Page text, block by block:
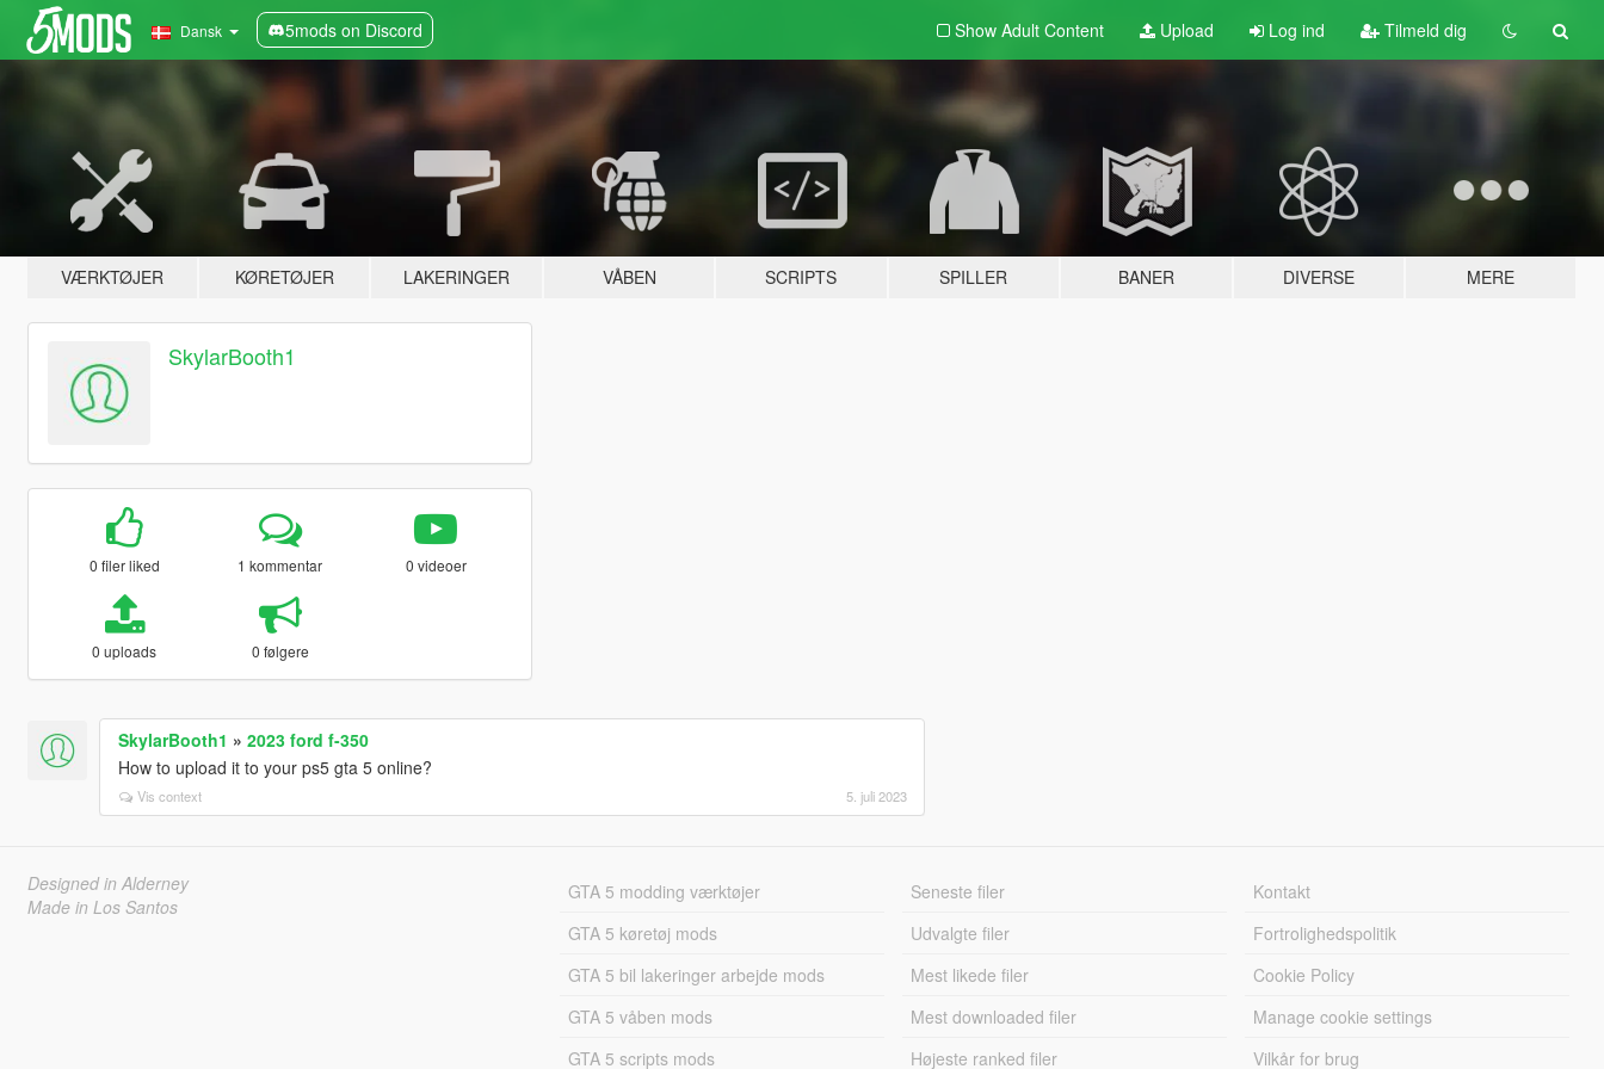
Dansk 5mods on Discord Show Adult Content Upload Log ind Tilmeld dig
VÆRKTØJER KØRETØJER LAKERINGER VÅBEN SCRIPTS SPILLER BANER DIVERSE MERE
SkylarBooth1
0 filer liked 1 kommentar 0 videoer
0 uploads 0 følgere
SkylarBooth1 » 2023 ford f-350
How to upload it to your ps5 gta 5 online?
Vis context 5. juli 2023
Designed in Alderney
Made in Los Santos
GTA 5 modding værktøjer
GTA 5 køretøj mods
GTA 5 bil lakeringer arbejde mods
GTA 5 våben mods
GTA 5 scripts mods
Seneste filer
Udvalgte filer
Mest likede filer
Mest downloaded filer
Højeste ranked filer
Kontakt
Fortrolighedspolitik
Cookie Policy
Manage cookie settings
Vilkår for brug